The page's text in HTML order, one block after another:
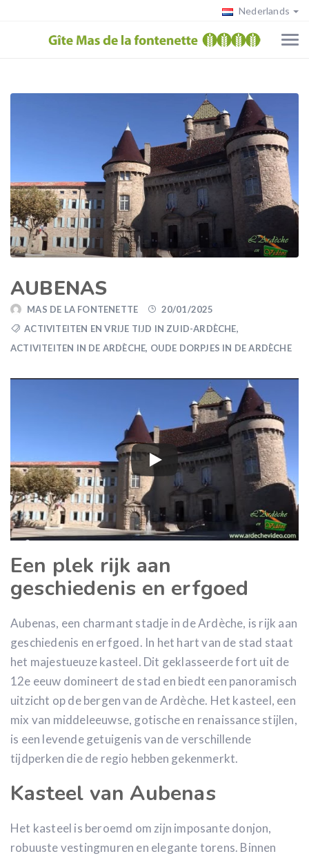
Nederlands
AUBENAS
MAS DE LA FONTENETTE
20/01/2025
ACTIVITEITEN EN VRIJE TIJD IN ZUID-ARDÈCHE,
ACTIVITEITEN IN DE ARDÈCHE, OUDE DORPJES IN DE ARDÈCHE
Een plek rijk aan
geschiedenis en erfgoed
Aubenas, een charmant stadje in de Ardèche, is rijk aan
geschiedenis en erfgoed. In het hart van de stad staat
het majestueuze kasteel. Dit geklasseerde fort uit de
12e eeuw domineert de stad en biedt een panoramisch
uitzicht op de bergen van de Ardèche. Het kasteel, een
mix van middeleeuwse, gotische en renaissance stijlen,
is een levende getuigenis van de verschillende
tijdperken die de regio hebben gekenmerkt.
Kasteel van Aubenas
Het kasteel is beroemd om zijn imposante donjon,
robuuste vestingmuren en elegante torens. Binnen